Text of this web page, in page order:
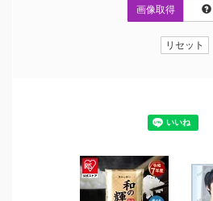
画像取得
リセット